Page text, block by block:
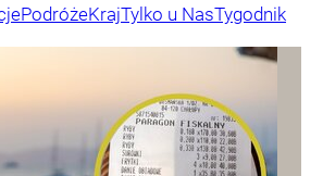
PodróżeKrajTylko u NasTygodnik